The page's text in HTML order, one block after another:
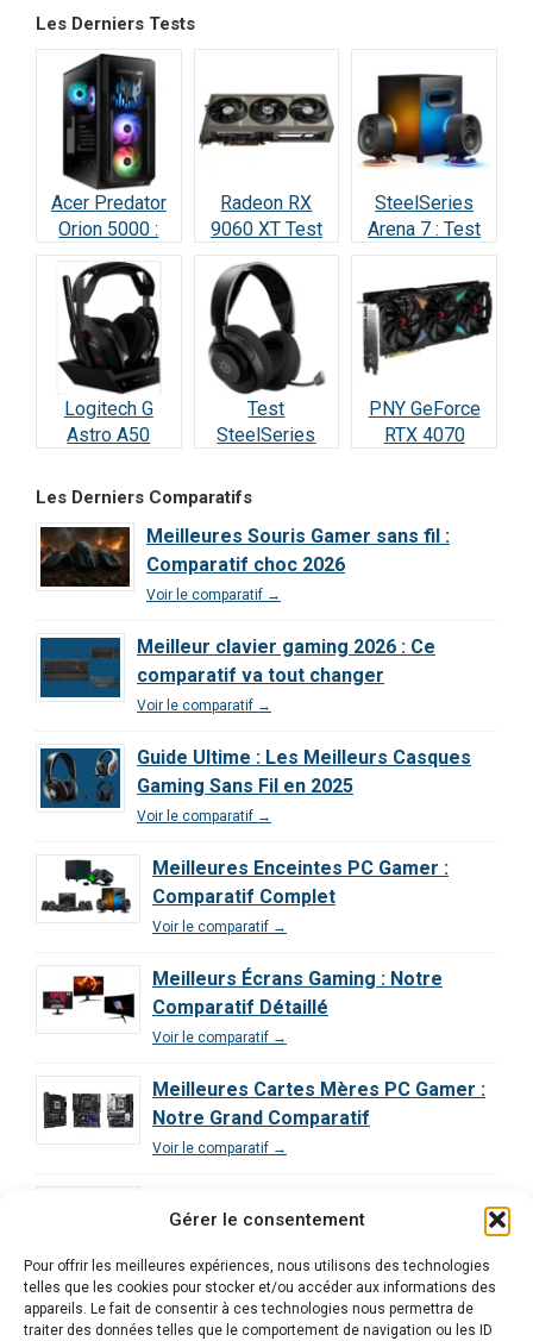
Gérer le consentement
Pour offrir les meilleures expériences, nous utilisons des technologies
telles que les cookies pour stocker et/ou accéder aux informations des
appareils. Le fait de consentir à ces technologies nous permettra de
traiter des données telles que le comportement de navigation ou les ID
Champion des
Les Derniers Tests
Acer Predator
Orion 5000 :
Test Complet
RTX 5070
(2026)
Radeon RX
9060 XT Test
meilleure carte
à 498 € ?
SteelSeries
Arena 7 : Test
Vraiment
incroyable ?
Logitech G
Astro A50
Notre Test
2026
Test
SteelSeries
Wireless : Le
qualité/prix de
2026 ?
PNY GeForce
RTX 4070
Les Derniers Comparatifs
Meilleures Souris Gamer sans fil :
Comparatif choc 2026
Voir le comparatif →
Meilleur clavier gaming 2026 : Ce
comparatif va tout changer
Voir le comparatif →
Guide Ultime : Les Meilleurs Casques
Gaming Sans Fil en 2025
Voir le comparatif →
Meilleures Enceintes PC Gamer :
Comparatif Complet
Voir le comparatif →
Meilleurs Écrans Gaming : Notre
Comparatif Détaillé
Voir le comparatif →
Meilleures Cartes Mères PC Gamer :
Notre Grand Comparatif
Voir le comparatif →
Gaming : Guide Ultime
Voir le comparatif →
Comparatif Exclusif | Les 3 Meilleurs